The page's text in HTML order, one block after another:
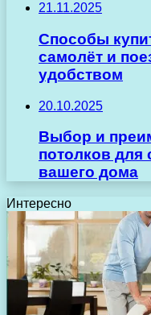
21.11.2025
Способы
самолёт и
удобством
20.10.2025
Выбор и
потолков для
вашего дома
Интересно